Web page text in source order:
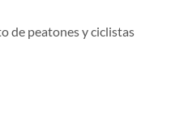
de peatones y ciclistas